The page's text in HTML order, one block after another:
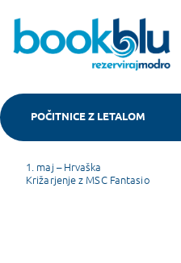
POČITNICE Z LETALOM
Post
navigation
1. maj – Hrvaška
Križarjenje z MSC Fantasio